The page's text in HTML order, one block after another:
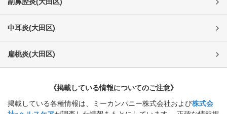
中耳炎(大田区)
扁桃炎(大田区)
《掲載している情報についてのご注意》
掲載している各種情報は、ミーカンパニー株式会社および株式会